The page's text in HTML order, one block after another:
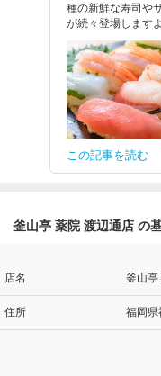
種の新鮮な寿司や
が続々登場します
この記事を読む
釜山亭 薬院 渡辺通店 の
店名 釜山亭
住所 福岡